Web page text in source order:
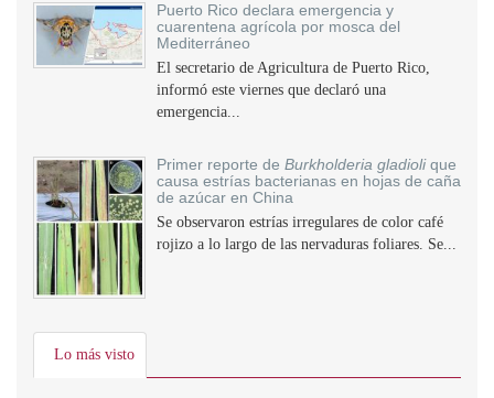
Puerto Rico declara emergencia y
cuarentena agrícola por mosca del
Mediterráneo
El secretario de Agricultura de Puerto Rico,
informó este viernes que declaró una
emergencia...
Primer reporte de Burkholderia gladiolique
causa estrías bacterianas en hojas de caña
de azúcar en China
Se observaron estrías irregulares de color café
rojizo a lo largo de las nervaduras foliares. Se...
Lo más visto